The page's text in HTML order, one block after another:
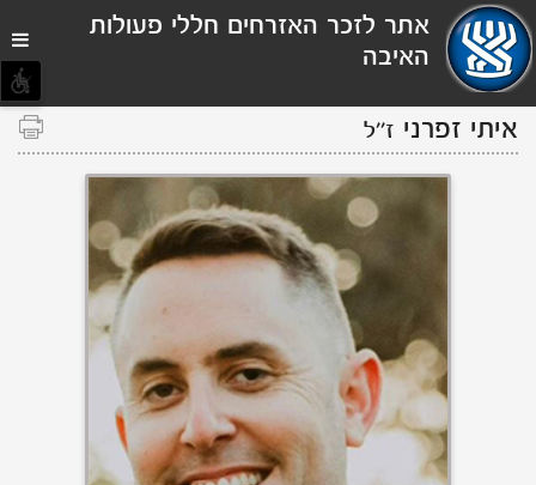
תפריט
נגישות
אתר לזכר האזרחים חללי פעולות
האיבה
איתי זפרני ז''ל